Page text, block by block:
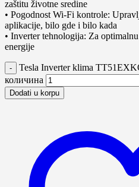
zaštitu životne sredine
• Pogodnost Wi-Fi kontrole:
aplikacije, bilo gde i bilo kada
• Inverter tehnologija: Za
energije
Tesla Inverter klima
количина
Dodati u korpu